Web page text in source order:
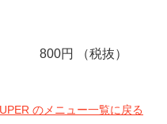
800円 （税抜）
のメニュー一覧に戻る